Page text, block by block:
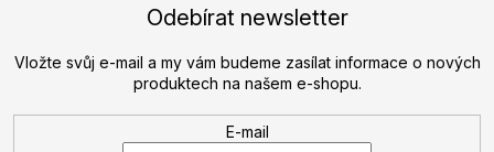
Odebírat newsletter
Vložte svůj e-mail a my vám budeme zasílat informace o nových
produktech na našem e-shopu.
E-mail